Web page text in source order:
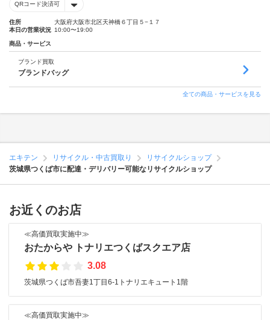
QRコード決済可
住所
大阪府大阪市北区天神橋６丁目５−１７
本日の営業状況 10:00〜19:00
商品・サービス
ブランド買取
ブランドバッグ
全ての商品・サービスを見る
エキテン リサイクル・中古買取り
リサイクルショップ
茨城県つくば市に配達・デリバリー可能なリサイクルショップ
お近くのお店
≪高価買取実施中≫
おたからや トナリエつくばスクエア店
3.08
茨城県つくば市吾妻1丁目6-1トナリエキュート1階
≪高価買取実施中≫